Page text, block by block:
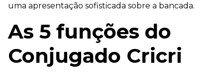
uma apresentação sofisticada sobre a bancada.
As 5 funções do
Conjugado Cricri